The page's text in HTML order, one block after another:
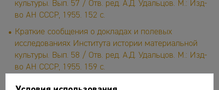
культуры. Вып. 57 / Отв. ред. А.Д. Удальцов. М.: Изд-
во АН СССР, 1955. 152 с.
Краткие сообщения о докладах и полевых
исследованиях Института истории материальной
культуры. Вып. 58 / Отв. ред. А.Д. Удальцов. М.: Изд-
во АН СССР, 1955. 159 с.
Краткие сообщения о докладах и полевых